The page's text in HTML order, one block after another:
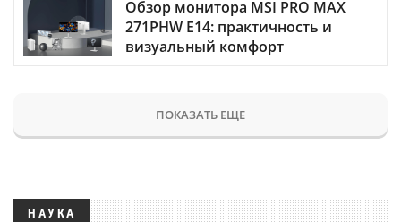
Обзор монитора MSI PRO MAX
271PHW E14: практичность и
визуальный комфорт
ПОКАЗАТЬ ЕЩЕ
НАУКА